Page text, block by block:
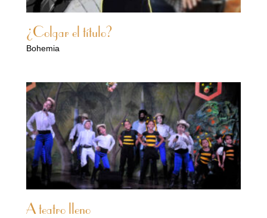
¿Colgar el título?
Bohemia
A teatro lleno